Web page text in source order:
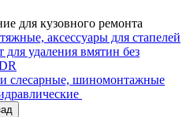
для кузовного ремонта
аксессуары для стапелей
для удаления вмятин без
слесарные, шиномонтажные